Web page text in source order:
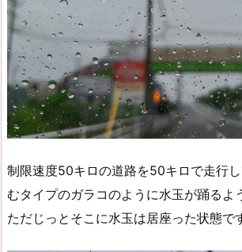
制限速度50キロの道路を50キロで走行
むタイプのガラコのように水玉が踊るよ
ただじっとそこに水玉は居座った状態で